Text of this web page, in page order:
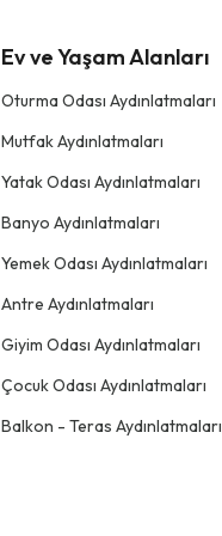
Ev ve Yaşam Alanları
Oturma Odası Aydınlatmaları
Mutfak Aydınlatmaları
Yatak Odası Aydınlatmaları
Banyo Aydınlatmaları
Yemek Odası Aydınlatmaları
Antre Aydınlatmaları
Giyim Odası Aydınlatmaları
Çocuk Odası Aydınlatmaları
Balkon - Teras Aydınlatmaları